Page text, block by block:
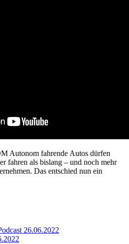
Autonom fahrende Autos dürfen
fahren als bislang – und noch mehr
Das entschied nun ein
26.06.2022